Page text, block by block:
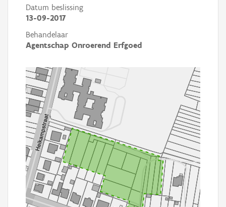
Datum beslissing
13-09-2017
Behandelaar
Agentschap Onroerend Erfgoed